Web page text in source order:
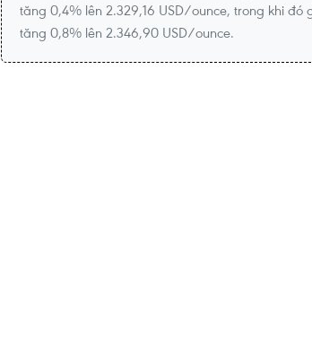
tăng 0,4% lên 2.329,16 USD/ounce, trong khi đó
tăng 0,8% lên 2.346,90 USD/ounce.